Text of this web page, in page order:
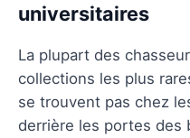
universitaires
La plupart des
collections les plus
se trouvent pas chez
derrière les portes des